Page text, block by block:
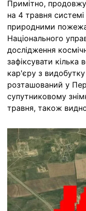
Примітно,
на 4 травня
природними
Національного
дослідження
зафіксувати кілька
кар'єру з
розташований у
супутниковому
травня, також видно